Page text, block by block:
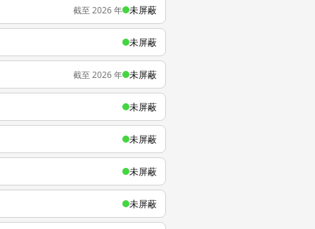
截至 2026 年 未屏蔽
未屏蔽
截至 2026 年 未屏蔽
未屏蔽
未屏蔽
未屏蔽
未屏蔽